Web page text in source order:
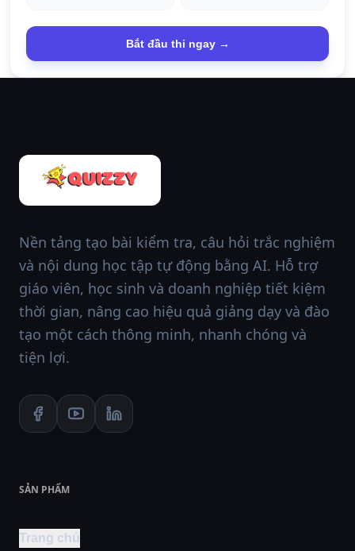
Bắt đầu thi ngay →
Nền tảng tạo bài kiểm tra, câu hỏi trắc nghiệm
và nội dung học tập tự động bằng AI. Hỗ trợ
giáo viên, học sinh và doanh nghiệp tiết kiệm
thời gian, nâng cao hiệu quả giảng dạy và đào
tạo một cách thông minh, nhanh chóng và
tiện lợi.
SẢN PHẨM
Trang chủ